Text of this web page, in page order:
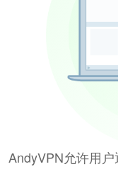
AndyVPN允许用